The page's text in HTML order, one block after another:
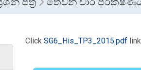
Click SG6_His_TP3_2015.pdf